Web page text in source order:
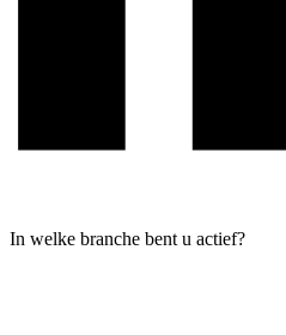
In welke branche bent u actief?